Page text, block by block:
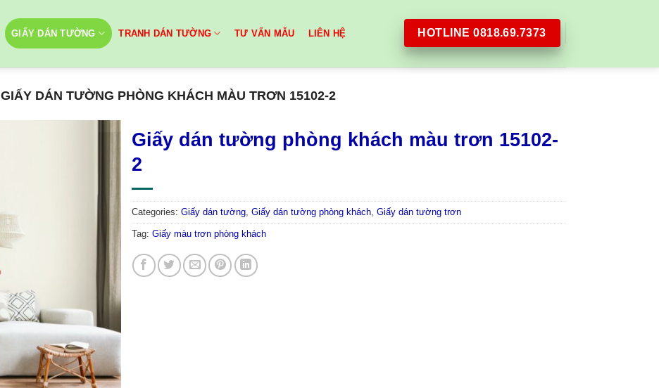
GIẤY DÁN TƯỜNG TRANH DÁN TƯỜNG TƯ VẤN MẪU LIÊN HỆ HOTLINE 0818.69.7373
GIẤY DÁN TƯỜNG PHÒNG KHÁCH MÀU TRƠN 15102-2
Giấy dán tường phòng khách màu trơn 15102-
2
Categories: Giấy dán tường, Giấy dán tường phòng khách, Giấy dán tường trơn
Tag: Giấy màu trơn phòng khách